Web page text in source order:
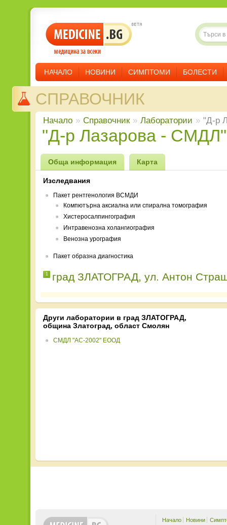
НАЧАЛО НОВИНИ СИМПТОМИ БОЛЕСТИ
СПРАВОЧНИК
Начало » Справочник » Лаборатории » "Д-р
"Д-р Лазарова -
Обща информация Карта
Изследвания
Пакет рентгенология ВСМДИ
Компютърна аксиална или спирална томография
Хистеросалпингография
Интравенозна холангиография
Венозна урография
Пакет образна диагностика
1 град ЗЛАТОГРАД, ул. Антон
Други лаборатории в град ЗЛАТОГРАД,
община Златоград, област Смолян
СМДЛ "АС-2002" ЕООД
Начало Новини